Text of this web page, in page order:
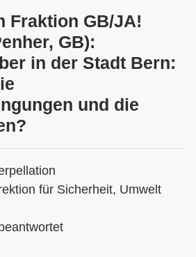
Fraktion GB/JA!
GB):
in der Stadt Bern:
und die
für Sicherheit, Umwelt
beantwortet